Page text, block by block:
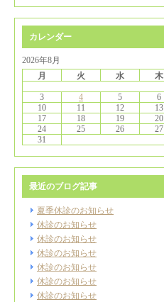
カレンダー
2026年8月
月
火 水 木
3
4 5 6
10
11 12 13
17
18 19 20
24
25 26 27
31
最近のブログ記事
夏季休診のお知らせ
休診のお知らせ
休診のお知らせ
休診のお知らせ
休診のお知らせ
休診のお知らせ
休診のお知らせ